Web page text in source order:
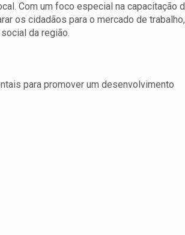
Com um foco especial na capacitação
os cidadãos para o mercado de trabalho,
da região.
para promover um desenvolvimento